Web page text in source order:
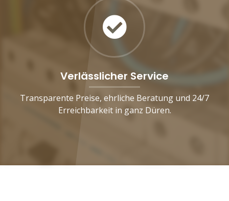
Verlässlicher Service
Transparente Preise, ehrliche Beratung und 24/7
Erreichbarkeit in ganz Düren.